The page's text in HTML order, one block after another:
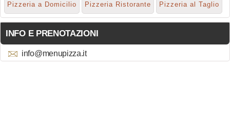
Pizzeria a Domicilio Pizzeria Ristorante Pizzeria al Taglio
INFO E PRENOTAZIONI
info@menupizza.it